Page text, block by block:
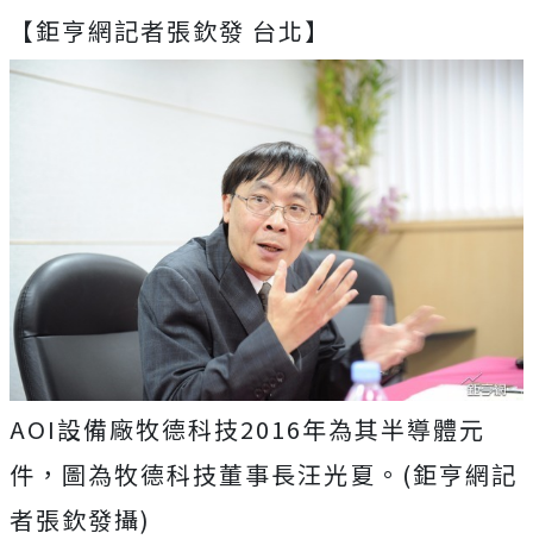
【鉅亨網記者張欽發 台北】
AOI設備廠牧德科技2016年為其半導體元
件，圖為牧德科技董事長汪光夏。(鉅亨網記
者張欽發攝)